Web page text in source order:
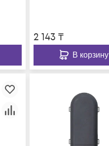
2 143 ₸
В корзину